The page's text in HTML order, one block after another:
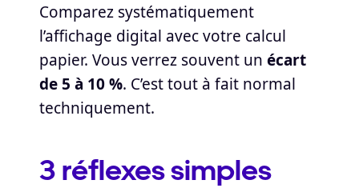
Comparez systématiquement
l’affichage digital avec votre calcul
papier. Vous verrez souvent un écart
de 5 à 10 %. C’est tout à fait normal
techniquement.
3 réflexes simples